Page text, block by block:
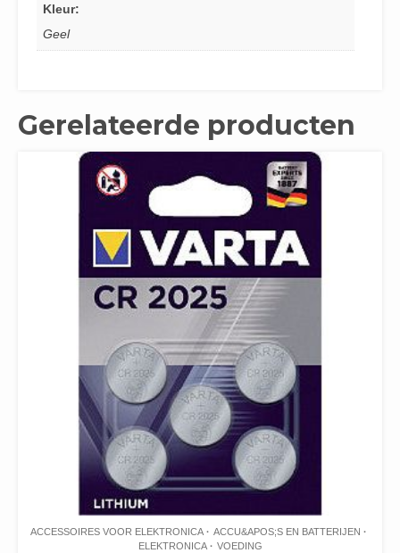
Kleur:
Geel
Gerelateerde producten
ACCESSOIRES VOOR ELEKTRONICA
ACCU&APOS;S EN BATTERIJEN
ELEKTRONICA
VOEDING